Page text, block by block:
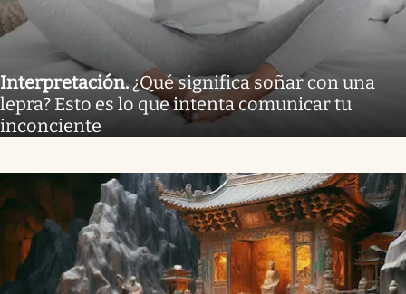
Interpretación.¿Qué significa soñar con una
lepra? Esto es lo que intenta comunicar tu
inconciente